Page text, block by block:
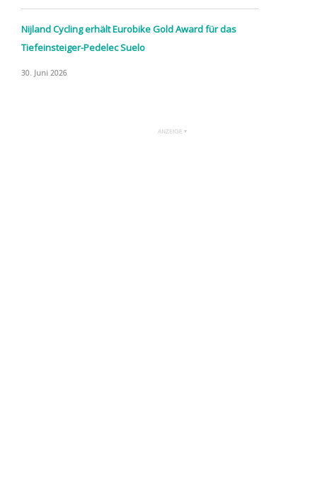
Nijland Cycling erhält Eurobike Gold Award für das
Tiefeinsteiger-Pedelec Suelo
30. Juni 2026